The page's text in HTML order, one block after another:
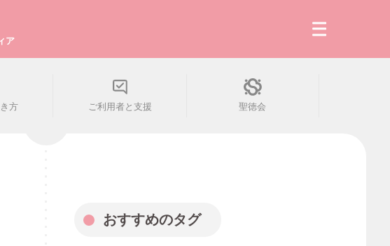
会社・組織
ア
方 ご利用者と支援 聖徳会
おすすめのタグ